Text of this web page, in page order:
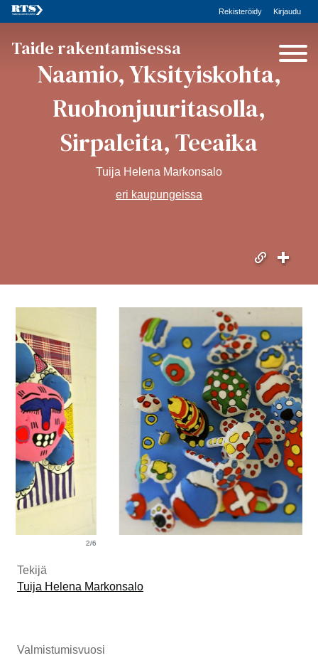
Rekisteröidy Kirjaudu
Taide rakentamisessa
Naamio, Yksityiskohta,
Ruohonjuuritasolla,
Sirpaleita, Teeaika
Tuija Helena Markonsalo
eri kaupungeissa
Tekijä
Tuija Helena Markonsalo
Valmistumisvuosi